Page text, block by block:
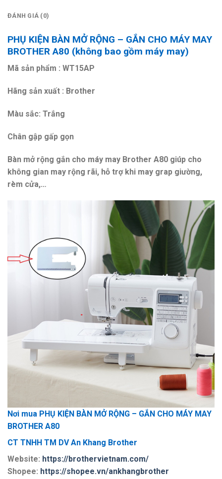
ĐÁNH GIÁ (0)
PHỤ KIỆN BÀN MỞ RỘNG – GẮN CHO MÁY MAY
BROTHER A80 (không bao gồm máy may)
Mã sản phẩm : WT15AP
Hãng sản xuất : Brother
Màu sắc: Trắng
Chân gập gấp gọn
Bàn mở rộng gắn cho máy may Brother A80 giúp cho
không gian may rộng rãi, hỗ trợ khi may grap giường,
rèm cửa,…
Nơi mua PHỤ KIỆN BÀN MỞ RỘNG – GẮN CHO MÁY MAY
BROTHER A80
CT TNHH TM DV An Khang Brother
Website: https://brothervietnam.com/
Shopee: https://shopee.vn/ankhangbrother